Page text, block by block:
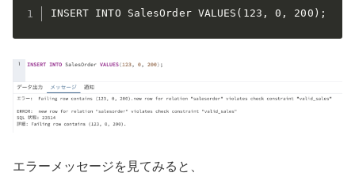
INSERT INTO SalesOrder VALUES(123, 0, 200);
エラーメッセージを見てみると、